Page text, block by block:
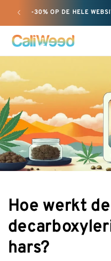
doorgaan
inhoud
-30% OP DE HELE
Hoe werkt de
hars?